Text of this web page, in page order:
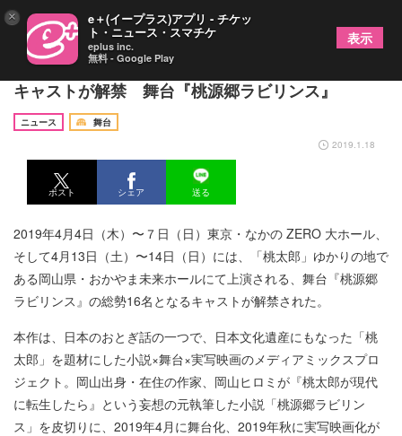
中村優一、長江崚行、健人、仲田博喜ら総勢16名の
キャストが解禁 舞台『桃源郷ラビリンス』
ニュース
舞台
2019.1.18
ポスト シェア 送る
2019年4月4日（木）〜７日（日）東京・なかの ZERO ⼤ホール、
そして4月13日（土）〜14日（日）には、「桃太郎」ゆかりの地で
ある岡⼭県・おかやま未来ホールにて上演される、舞台『桃源郷
ラビリンス』の総勢16名となるキャストが解禁された。
本作は、日本のおとぎ話の一つで、日本文化遺産にもなった「桃
太郎」を題材にした小説×舞台×実写映画のメディアミックスプロ
ジェクト。岡山出身・在住の作家、岡山ヒロミが『桃太郎が現代
に転生したら』という妄想の元執筆した小説「桃源郷ラビリン
ス」を皮切りに、2019年4月に舞台化、2019年秋に実写映画化が
× e＋(イープラス)アプリ - チケッ
ト・ニュース・スマチケ
eplus inc.
無料 - Google Play
表示